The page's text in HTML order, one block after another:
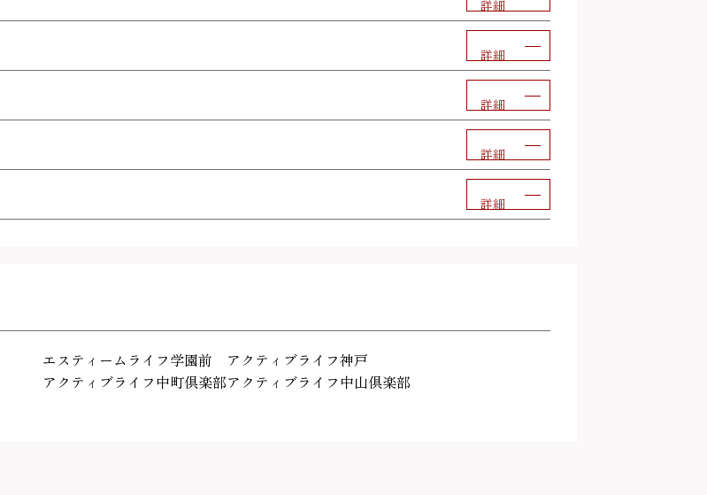
詳細
詳細
詳細
詳細
詳細
エスティームライフ学園前
アクティブライフ神戸
アクティブライフ中町倶楽部アクティブライフ中山倶楽部